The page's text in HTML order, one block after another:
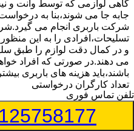
گاهی لوازمی که توسط وانت و
جابه جا می شوند،بنا به
شرکت باربری انجام می
تسلیحات،افرادی را به این
و در کمال دقت لوازم را طبق
می دهند.در صورتی که افراد
باشند،باید هزینه های باربری
تعداد کارگران درخواستی
اتحادیه باربری تسلیحات برای
ثابتی را اعلام خواهد
توجه به تعداد لوازمی که باید
تلفن تماس فوری